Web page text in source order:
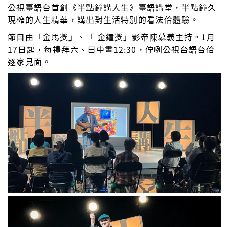
公視臺語台首創《半點鐘講人生》臺語講堂，半點鐘久
現榨的人生精華，講出對生活特別的看法佮體驗。
節目由「金馬獎」、「 金鐘獎」影帝陳慕義主持。1月
17日起，每禮拜六、日中晝12:30，佇咧公視台語台佮
逐家見面。